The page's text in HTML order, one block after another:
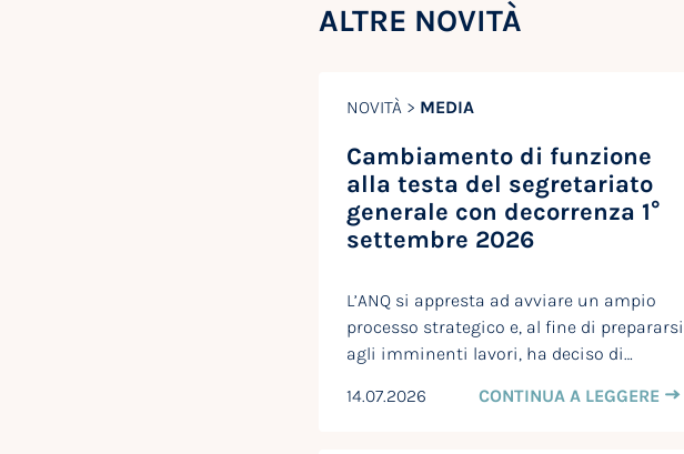
ALTRE NOVITÀ
NOVITÀ > MEDIA
Cambiamento di funzione
alla testa del segretariato
generale con decorrenza 1°
settembre 2026
L’ANQ si appresta ad avviare un ampio
processo strategico e, al fine di prepararsi
agli imminenti lavori, ha deciso di…
14.07.2026
CONTINUA A LEGGERE